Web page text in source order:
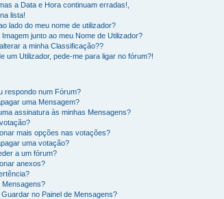
a Data e Hora continuam erradas!,
lista!
lado do meu nome de utilizador?
junto ao meu Nome de Utilizador?
a minha Classificação??
um Utilizador, pede-me para ligar no fórum?!
respondo num Fórum?
uma Mensagem?
assinatura às minhas Mensagens?
mais opções nas votações?
uma votação?
a um fórum?
anexos?
Mensagens?
no Painel de Mensagens?